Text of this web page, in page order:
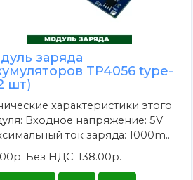
заряда
TP4056 type-
шт)
характеристики этого
Входное напряжение: 5V
ток заряда: 1000m..
Без НДС: 138.00р.